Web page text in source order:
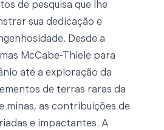
de pesquisa que lhe
sua dedicação e
Desde a
McCabe-Thiele para
até a exploração da
de terras raras da
minas, as contribuições de
e impactantes. A